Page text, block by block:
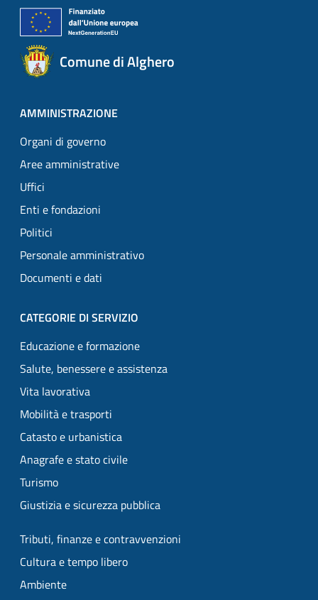
Comune di Alghero
AMMINISTRAZIONE
Organi di governo
Aree amministrative
Uffici
Enti e fondazioni
Politici
Personale amministrativo
Documenti e dati
CATEGORIE DI SERVIZIO
Educazione e formazione
Salute, benessere e assistenza
Vita lavorativa
Mobilità e trasporti
Catasto e urbanistica
Anagrafe e stato civile
Turismo
Giustizia e sicurezza pubblica
Tributi, finanze e contravvenzioni
Cultura e tempo libero
Ambiente